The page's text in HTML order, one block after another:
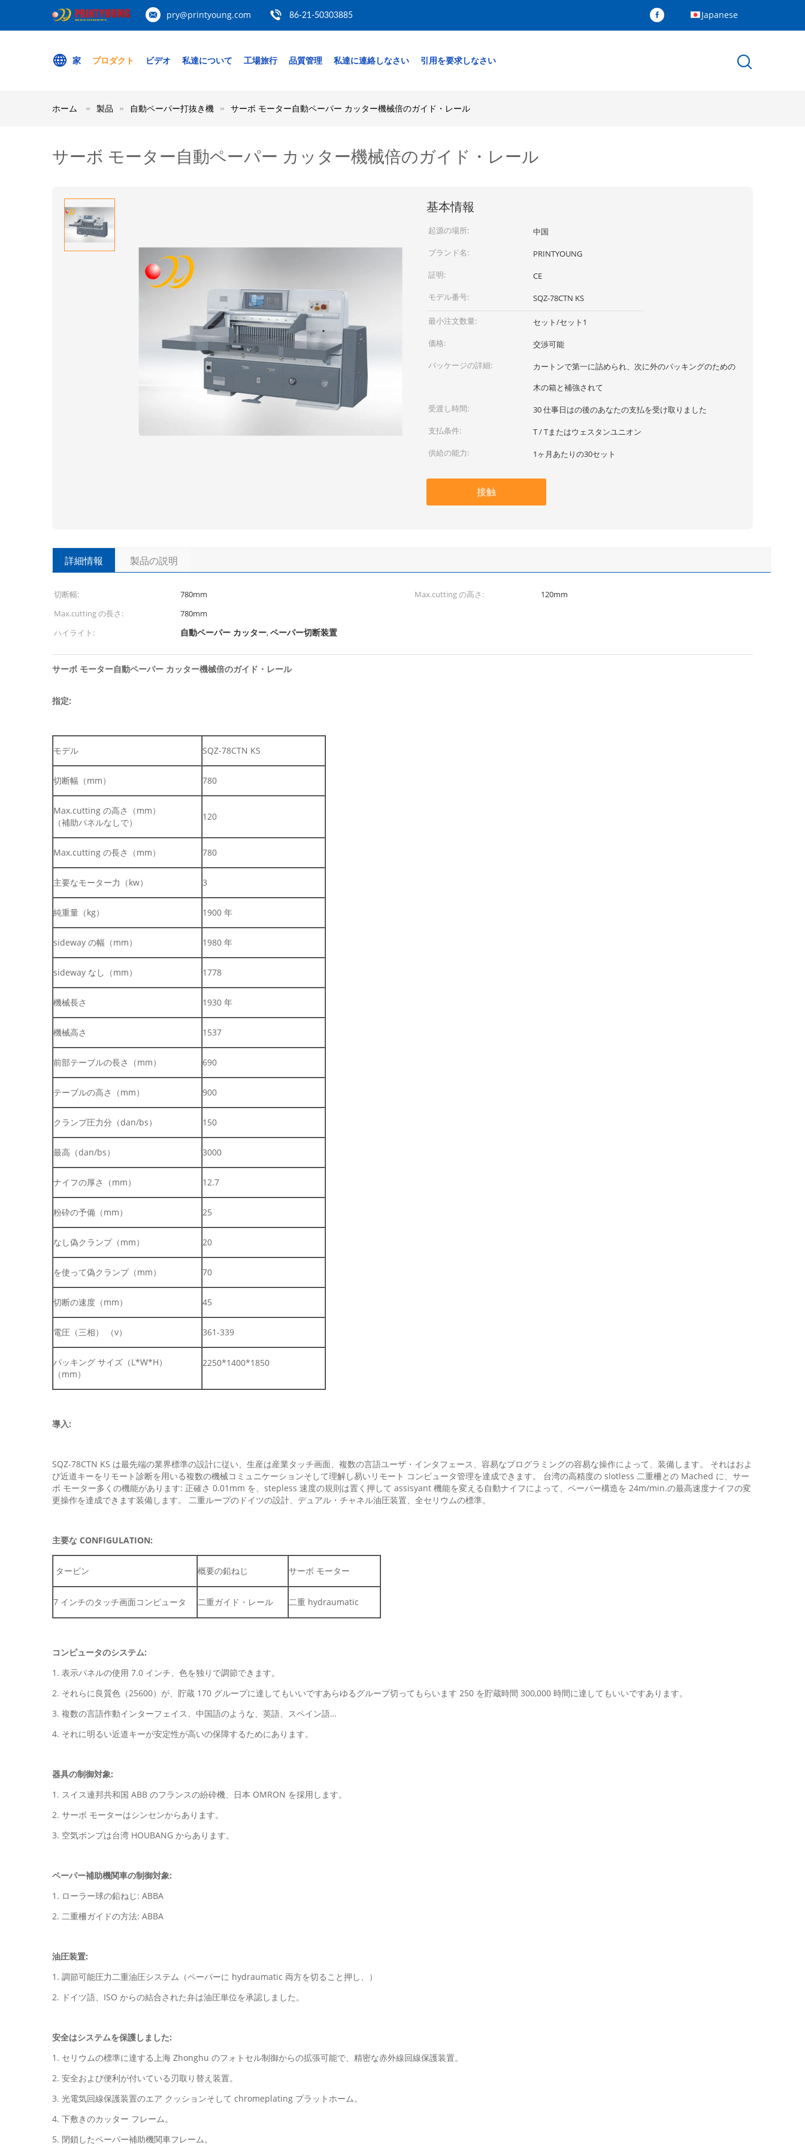
pry@printyoung.com 86-21-50303885 Japanese
家 プロダクト ビデオ 私達について 工場旅行 品質管理 私達に連絡しなさい 引用を要求しなさい
ホーム 製品 自動ペーパー打抜き機 サーボ モーター自動ペーパー カッター機械倍のガイド・レール
サーボ モーター自動ペーパー カッター機械倍のガイド・レール
基本情報
起源の場所:
中国
ブランド名:
PRINTYOUNG
証明:
CE
モデル番号:
SQZ-78CTN KS
最小注文数量:
セット/セット1
価格:
交渉可能
パッケージの詳細:
カートンで第一に詰められ、次に外のパッキングのための
木の箱と補強されて
受渡し時間:
30 仕事日はの後のあなたの支払を受け取りました
支払条件:
T / Tまたはウェスタンユニオン
供給の能力:
1ヶ月あたりの30セット
接触
詳細情報 製品の説明
切断幅: 780mm Max.cutting の高さ:
120mm
Max.cutting の長さ:
780mm
ハイライト:
自動ペーパー カッター,ペーパー切断装置
サーボ モーター自動ペーパー カッター機械倍のガイド・レール
指定:
モデル SQZ-78CTN KS
切断幅（mm） 780
Max.cutting の高さ（mm）
（補助パネルなしで）
120
Max.cutting の長さ（mm） 780
主要なモーター力（kw） 3
純重量（kg） 1900 年
sideway の幅（mm） 1980 年
sideway なし（mm） 1778
機械長さ 1930 年
機械高さ 1537
前部テーブルの長さ（mm） 690
テーブルの高さ（mm） 900
クランプ圧力分（dan/bs） 150
最高（dan/bs） 3000
ナイフの厚さ（mm） 12.7
粉砕の予備（mm） 25
なし偽クランプ（mm） 20
を使って偽クランプ（mm） 70
切断の速度（mm） 45
電圧（三相） （v） 361-339
パッキング サイズ（L*W*H）
（mm）
2250*1400*1850
導入:
SQZ-78CTN KS は最先端の業界標準の設計に従い、生産は産業タッチ画面、複数の言語ユーザ・インタフェース、容易なプログラミングの容易な操作によって、装備します。 それはおよ
び近道キーをリモート診断を用いる複数の機械コミュニケーションそして理解し易いリモート コンピュータ管理を達成できます。 台湾の高精度の slotless 二重柵との Mached に、サー
ボ モーター多くの機能があります: 正確さ 0.01mm を、stepless 速度の規則は置く押して assisyant 機能を変える自動ナイフによって、ペーパー構造を 24m/min.の最高速度ナイフの変
更操作を達成できます装備します。 二重ループのドイツの設計、デュアル・チャネル油圧装置、全セリウムの標準。
主要な CONFIGULATION:
タービン 概要の鉛ねじ サーボ モーター
7 インチのタッチ画面コンピュータ 二重ガイド・レール 二重 hydraumatic
コンピュータのシステム:
1. 表示パネルの使用 7.0 インチ、色を独りで調節できます。
2. それらに良質色（25600）が、貯蔵 170 グループに達してもいいですあらゆるグループ切ってもらいます 250 を貯蔵時間 300,000 時間に達してもいいですあります。
3. 複数の言語作動インターフェイス、中国語のような、英語、スペイン語…
4. それに明るい近道キーが安定性が高いの保障するためにあります。
器具の制御対象:
1. スイス連邦共和国 ABB のフランスの紛砕機、日本 OMRON を採用します。
2. サーボ モーターはシンセンからあります。
3. 空気ポンプは台湾 HOUBANG からあります。
ペーパー補助機関車の制御対象:
1. ローラー球の鉛ねじ: ABBA
2. 二重柵ガイドの方法: ABBA
油圧装置:
1. 調節可能圧力二重油圧システム（ペーパーに hydraumatic 両方を切ること押し、）
2. ドイツ語、ISO からの結合された弁は油圧単位を承認しました。
安全はシステムを保護しました:
1. セリウムの標準に達する上海 Zhonghu のフォトセル制御からの拡張可能で、精密な赤外線回線保護装置。
2. 安全および便利が付いている刃取り替え装置。
3. 光電気回線保護装置のエア クッションそして chromeplating プラットホーム。
4. 下敷きのカッター フレーム。
5. 閉鎖したペーパー補助機関車フレーム。